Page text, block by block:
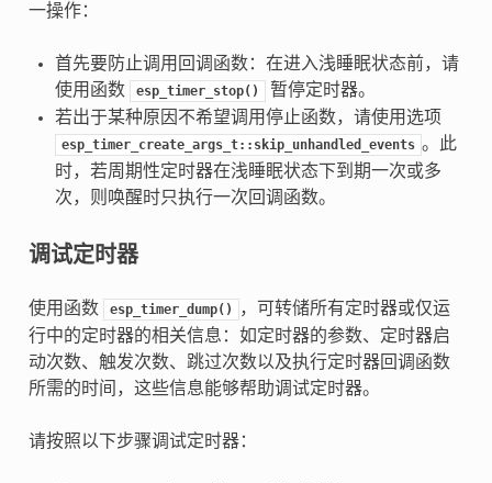
一操作：
首先要防止调用回调函数：在进入浅睡眠状态前，请
使用函数
esp_timer_stop()
暂停定时器。
若出于某种原因不希望调用停止函数，请使用选项
esp_timer_create_args_t::skip_unhandled_events 。此
时，若周期性定时器在浅睡眠状态下到期一次或多
次，则唤醒时只执行一次回调函数。
调试定时器
使用函数 esp_timer_dump()
，可转储所有定时器或仅运
行中的定时器的相关信息：如定时器的参数、定时器启
动次数、触发次数、跳过次数以及执行定时器回调函数
所需的时间，这些信息能够帮助调试定时器。
请按照以下步骤调试定时器：